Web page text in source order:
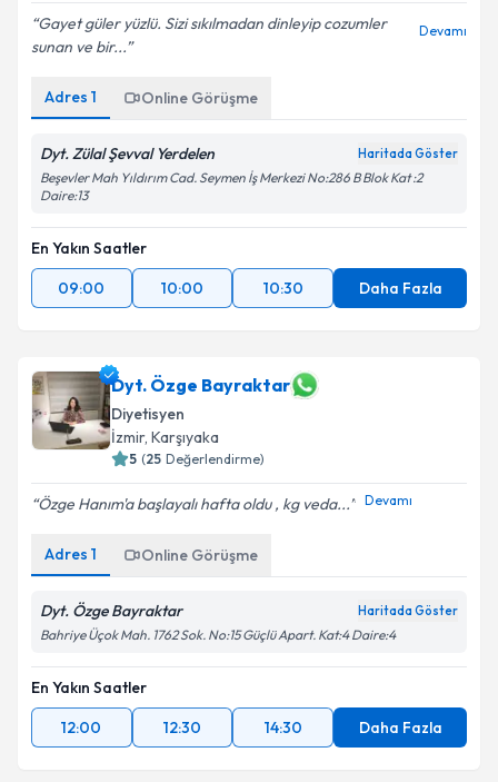
Gayet güler yüzlü. Sizi sıkılmadan dinleyip cozumler
sunan ve bir...
Devamı
Adres 1 Online Görüşme
Dyt. Zülal Şevval Yerdelen Haritada Göster
Beşevler Mah Yıldırım Cad. Seymen İş Merkezi No:286 B Blok Kat :2
Daire:13
En Yakın Saatler
09:00
10:00 10:30 Daha Fazla
Dyt. Özge Bayraktar
Diyetisyen
İzmir, Karşıyaka
5 (25 Değerlendirme)
Özge Hanım'a başlayalı hafta oldu , kg veda... Devamı
Adres 1 Online Görüşme
Dyt. Özge Bayraktar Haritada Göster
Bahriye Üçok Mah. 1762 Sok. No:15 Güçlü Apart. Kat:4 Daire:4
En Yakın Saatler
12:00
12:30 14:30 Daha Fazla